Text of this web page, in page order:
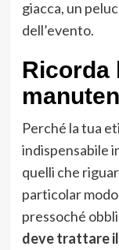
giacca, un
dell’evento.
Ricorda
Perché la tua
indispensabile
quelli che
particolar
pressoché
deve trattare